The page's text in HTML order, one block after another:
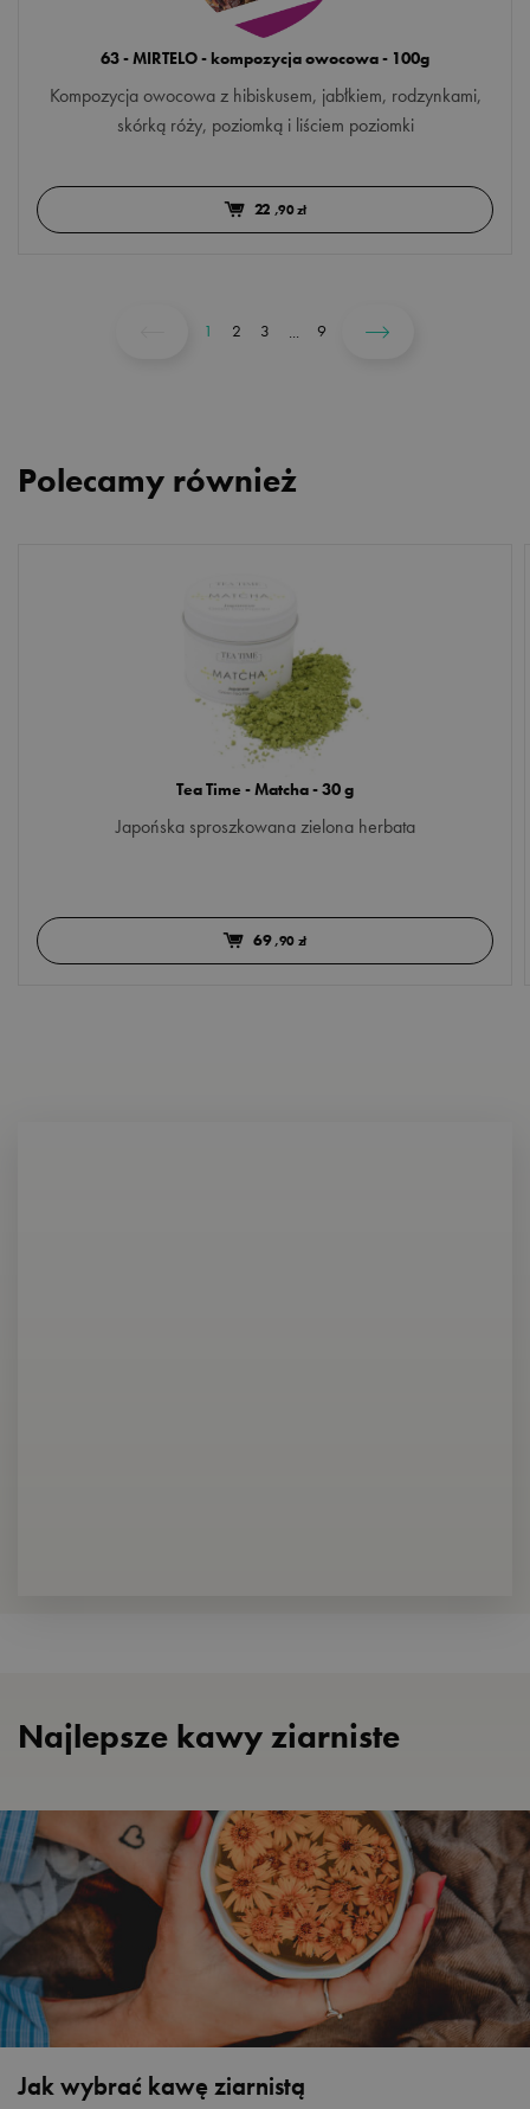
63 - MIRTELO - kompozycja owocowa - 100g
Kompozycja owocowa z hibiskusem, jabłkiem, rodzynkami,
skórką róży, poziomką i liściem poziomki
22 ,90 zł
1 2 3 ... 9
Polecamy również
Tea Time - Matcha - 30 g
Japońska sproszkowana zielona herbata
69,90 zł
Najlepsze kawy ziarniste
Jak wybrać kawę ziarnistą